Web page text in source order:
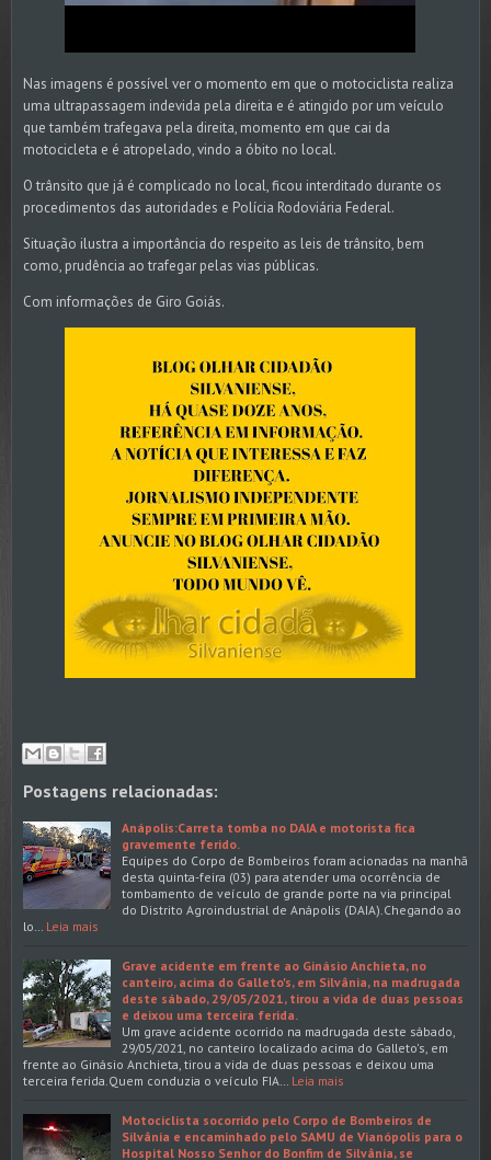
Nas imagens é possível ver o momento em que o motociclista realiza
uma ultrapassagem indevida pela direita e é atingido por um veículo
que também trafegava pela direita, momento em que cai da
motocicleta e é atropelado, vindo a óbito no local.
O trânsito que já é complicado no local, ficou interditado durante os
procedimentos das autoridades e Polícia Rodoviária Federal.
Situação ilustra a importância do respeito as leis de trânsito, bem
como, prudência ao trafegar pelas vias públicas.
Com informações de Giro Goiás.
Postagens relacionadas:
Anápolis:Carreta tomba no DAIA e motorista fica
gravemente ferido.
Equipes do Corpo de Bombeiros foram acionadas na manhã
desta quinta-feira (03) para atender uma ocorrência de
tombamento de veículo de grande porte na via principal
do Distrito Agroindustrial de Anápolis (DAIA).Chegando ao
lo…
Leia mais
Grave acidente em frente ao Ginásio Anchieta, no
canteiro, acima do Galleto's, em Silvânia, na madrugada
deste sábado, 29/05/2021, tirou a vida de duas pessoas
e deixou uma terceira ferida.
Um grave acidente ocorrido na madrugada deste sábado,
29/05/2021, no canteiro localizado acima do Galleto's, em
frente ao Ginásio Anchieta, tirou a vida de duas pessoas e deixou uma
terceira ferida.Quem conduzia o veículo FIA…
Leia mais
Motociclista socorrido pelo Corpo de Bombeiros de
Silvânia e encaminhado pelo SAMU de Vianópolis para o
Hospital Nosso Senhor do Bonfim de Silvânia, se